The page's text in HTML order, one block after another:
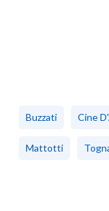
Buzzati Cine
Mattotti